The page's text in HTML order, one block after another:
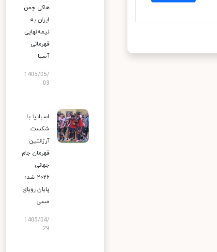
هاکی چمن
ایران به
نیمه‌نهایی
قهرمانی
آسیا
1405/05/
03
اسپانیا با
شکست
آرژانتین
قهرمان جام
جهانی
۲۰۲۶ شد؛
پایان رویای
مسی
1405/04/
29